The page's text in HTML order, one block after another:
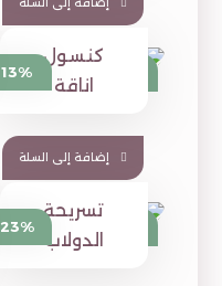
إضافة إلى السلة
كنسول
اناقة
⃁
⃁ 1,390
13%
إضافة إلى السلة
تسريحة
الدولاب
⃁
⃁ 1,449
23%